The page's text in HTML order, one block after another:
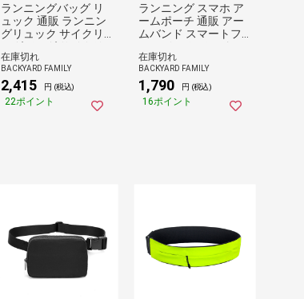
ランニングバッグ リ
ュック 通販 ランニン
グリュック サイクリ
ングバッグ サイクリ
ングリュック ランニ
ングベスト サイクリ
ング ランニング メン
ズ レディース 軽量 ト
レイルランニング 登
在庫切れ
BACKYARD FAMILY
2,415 円 (税込)
22ポイント
ランニング スマホ ア
ームポーチ 通販 アー
ムバンド スマートフ
ォン リストバンド レ
ディース メンズ ポー
チ ジム オシャレ おし
ゃれ ウォーキング 携
帯 シンプル ジョギン
グ スポーツ 小物収納
在庫切れ
BACKYARD FAMILY
1,790 円 (税込)
16ポイント